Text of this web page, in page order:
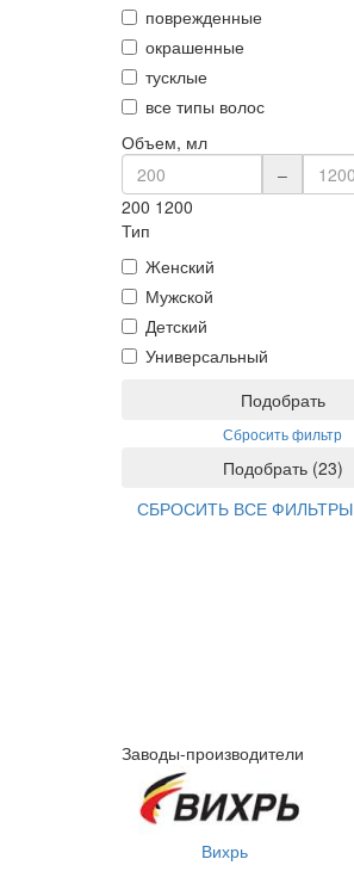
поврежденные
окрашенные
тусклые
все типы волос
Объем, мл
–
200 1200
Тип
Женский
Мужской
Детский
Универсальный
Подобрать
Сбросить фильтр
Подобрать (23)
СБРОСИТЬ ВСЕ ФИЛЬТРЫ
Заводы-производители
Вихрь